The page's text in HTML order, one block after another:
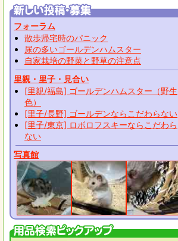
フォーラム
散歩帰宅時のパニック
尿の多いゴールデンハムスター
自家栽培の野菜と野草の注意点
里親・里子・見合い
[里親/福島] ゴールデンハムスター（野生
色）
[里子/長野] ゴールデンならこだわらない
[里子/東京] ロボロフスキーならこだわら
ない
写真館